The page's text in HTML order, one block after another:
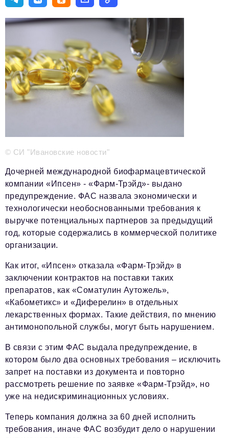
Мероприятия
Авторские материалы
Телефон редакции:+7 495 727-01-67
Электронные почты редакции:
Информационный отдел
info@business-magazine.online
reklama@business-magazine.online
Отдел распространения/редакционная подписка
Отдел по работе с партнерами
partner@business-magazine.online
© СИ "Ивановские новости"
Дочерней международной биофармацевтической
компании «Ипсен» - «Фарм-Трэйд»- выдано
предупреждение. ФАС назвала экономически и
технологически необоснованными требования к
выручке потенциальных партнеров за предыдущий
год, которые содержались в коммерческой политике
организации.
Как итог, «Ипсен» отказала «Фарм-Трэйд» в
заключении контрактов на поставки таких
препаратов, как «Соматулин Аутожель»,
«Кабометикс» и «Диферелин» в отдельных
лекарственных формах. Такие действия, по мнению
антимонопольной службы, могут быть нарушением.
В связи с этим ФАС выдала предупреждение, в
котором было два основных требования – исключить
запрет на поставки из документа и повторно
рассмотреть решение по заявке «Фарм-Трэйд», но
уже на недискриминационных условиях.
Теперь компания должна за 60 дней исполнить
требования, иначе ФАС возбудит дело о нарушении